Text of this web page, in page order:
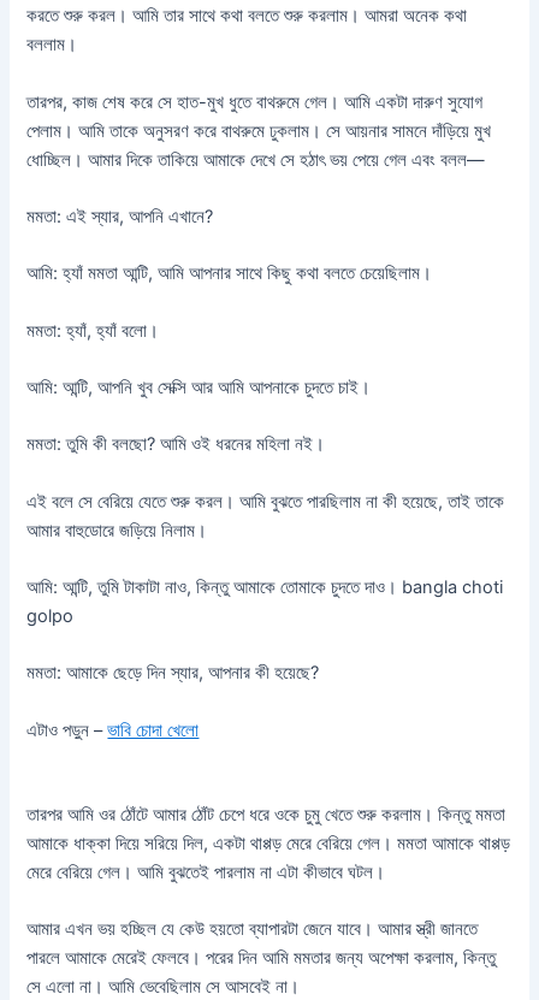
করতে শুরু করল। আমি তার সাথে কথা বলতে শুরু করলাম। আমরা অনেক কথা
বললাম।
তারপর, কাজ শেষ করে সে হাত-মুখ ধুতে বাথরুমে গেল। আমি একটা দারুণ সুযোগ
পেলাম। আমি তাকে অনুসরণ করে বাথরুমে ঢুকলাম। সে আয়নার সামনে দাঁড়িয়ে মুখ
ধোচ্ছিল। আমার দিকে তাকিয়ে আমাকে দেখে সে হঠাৎ ভয় পেয়ে গেল এবং বলল—
মমতা: এই স্যার, আপনি এখানে?
আমি: হ্যাঁ মমতা আন্টি, আমি আপনার সাথে কিছু কথা বলতে চেয়েছিলাম।
মমতা: হ্যাঁ, হ্যাঁ বলো।
আমি: আন্টি, আপনি খুব সেক্সি আর আমি আপনাকে চুদতে চাই।
মমতা: তুমি কী বলছো? আমি ওই ধরনের মহিলা নই।
এই বলে সে বেরিয়ে যেতে শুরু করল। আমি বুঝতে পারছিলাম না কী হয়েছে, তাই তাকে
আমার বাহুডোরে জড়িয়ে নিলাম।
আমি: আন্টি, তুমি টাকাটা নাও, কিন্তু আমাকে তোমাকে চুদতে দাও। bangla choti
golpo
মমতা: আমাকে ছেড়ে দিন স্যার, আপনার কী হয়েছে?
এটাও পড়ুন –ভাবি চোদা খেলো
তারপর আমি ওর ঠোঁটে আমার ঠোঁট চেপে ধরে ওকে চুমু খেতে শুরু করলাম। কিন্তু মমতা
আমাকে ধাক্কা দিয়ে সরিয়ে দিল, একটা থাপ্পড় মেরে বেরিয়ে গেল। মমতা আমাকে থাপ্পড়
মেরে বেরিয়ে গেল। আমি বুঝতেই পারলাম না এটা কীভাবে ঘটল।
আমার এখন ভয় হচ্ছিল যে কেউ হয়তো ব্যাপারটা জেনে যাবে। আমার স্ত্রী জানতে
পারলে আমাকে মেরেই ফেলবে। পরের দিন আমি মমতার জন্য অপেক্ষা করলাম, কিন্তু
সে এলো না। আমি ভেবেছিলাম সে আসবেই না।